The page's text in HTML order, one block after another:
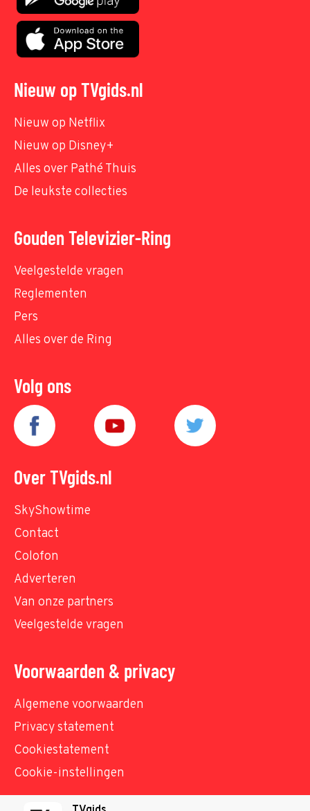
Nieuw op TVgids.nl
Nieuw op Netflix
Nieuw op Disney+
Alles over Pathé Thuis
De leukste collecties
Gouden Televizier-Ring
Veelgestelde vragen
Reglementen
Pers
Alles over de Ring
Volg ons
Over TVgids.nl
SkyShowtime
Contact
Colofon
Adverteren
Van onze partners
Veelgestelde vragen
Voorwaarden & privacy
Algemene voorwaarden
Privacy statement
Cookiestatement
Cookie-instellingen